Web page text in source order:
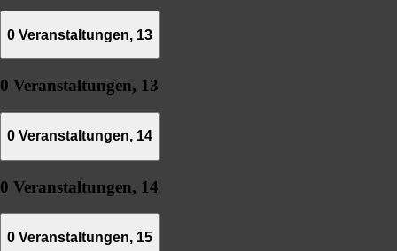
0 Veranstaltungen, 13
0 Veranstaltungen, 13
0 Veranstaltungen, 14
0 Veranstaltungen, 14
0 Veranstaltungen, 15